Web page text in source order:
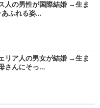
人の男性が国際結婚 →生ま
ふれる姿...
リア人の男女が結婚 →生ま
んにそっ...